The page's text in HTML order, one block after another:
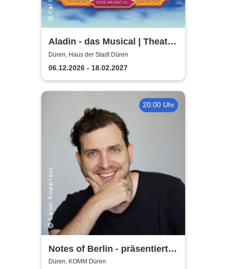
Aladin - das Musical | Theater
Liberi
Düren, Haus der Stadt Düren
06.12.2026 - 18.02.2027
20:00 Uhr
Notes of Berlin - präsentiert
von Joab Nist
Düren, KOMM Düren